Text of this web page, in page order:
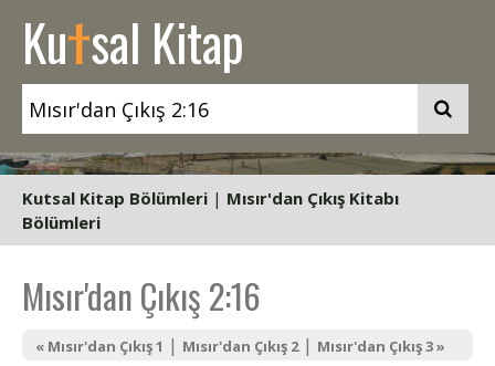
Kutsal Kitap
Kutsal Kitap Bölümleri | Mısır'dan Çıkış Kitabı
Bölümleri
Mısır'dan Çıkış 2:16
« Mısır'dan Çıkış 1 | Mısır'dan Çıkış 2| Mısır'dan Çıkış 3 »